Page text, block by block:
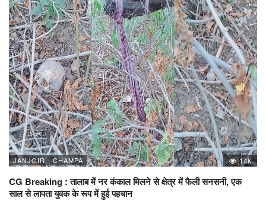
JANJGIR - CHAMPA 14k
CG Breaking : तालाब में नर कंकाल मिलने से क्षेत्र में फैली सनसनी, एक
साल से लापता युवक के रूप में हुई पहचान